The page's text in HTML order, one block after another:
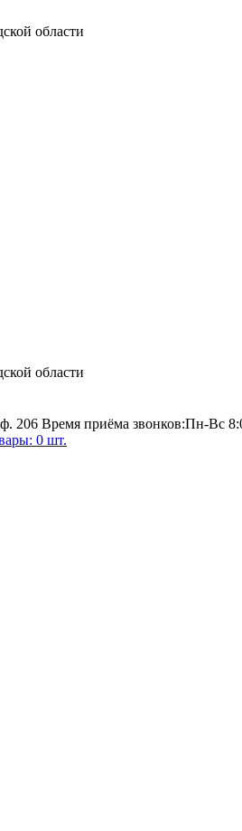
области
области
206 Время приёма звонков:Пн-Вс
0 шт.